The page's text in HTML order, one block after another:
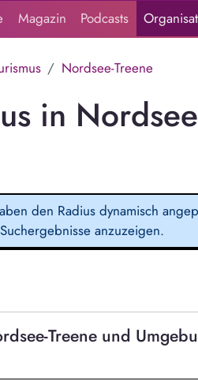
Magazin Podcasts
Nordsee-Treene
in
den Radius dynamisch
anzuzeigen.
Treene und